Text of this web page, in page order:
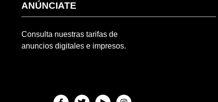
ANÚNCIATE
Consulta nuestras tarifas de
anuncios digitales e impresos.